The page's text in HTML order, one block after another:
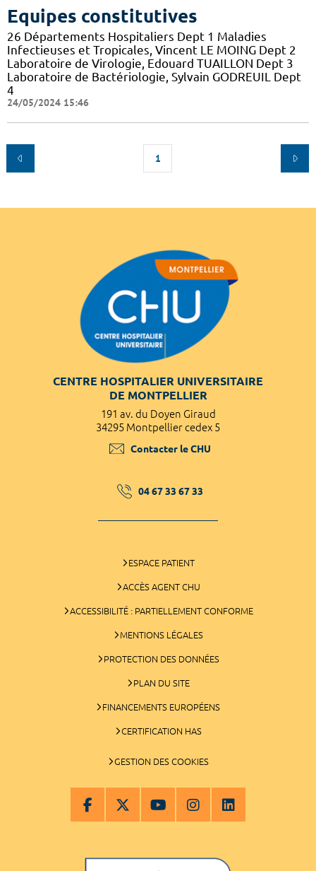
Equipes constitutives
26 Départements Hospitaliers Dept 1 Maladies
Infectieuses et Tropicales, Vincent LE MOING Dept 2
Laboratoire de Virologie, Edouard TUAILLON Dept 3
Laboratoire de Bactériologie, Sylvain GODREUIL Dept
4
24/05/2024 15:46
1
CENTRE HOSPITALIER UNIVERSITAIRE
DE MONTPELLIER
191 av. du Doyen Giraud
34295 Montpellier cedex 5
Contacter le CHU
04 67 33 67 33
ESPACE PATIENT
ACCÈS AGENT CHU
ACCESSIBILITÉ : PARTIELLEMENT CONFORME
MENTIONS LÉGALES
PROTECTION DES DONNÉES
PLAN DU SITE
FINANCEMENTS EUROPÉENS
CERTIFICATION HAS
GESTION DES COOKIES